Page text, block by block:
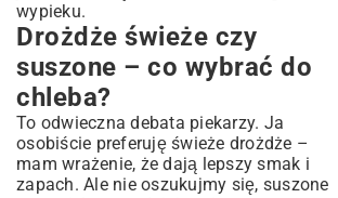
wypieku.
Drożdże świeże czy
suszone – co wybrać do
chleba?
To odwieczna debata piekarzy. Ja
osobiście preferuję świeże drożdże –
mam wrażenie, że dają lepszy smak i
zapach. Ale nie oszukujmy się, suszone